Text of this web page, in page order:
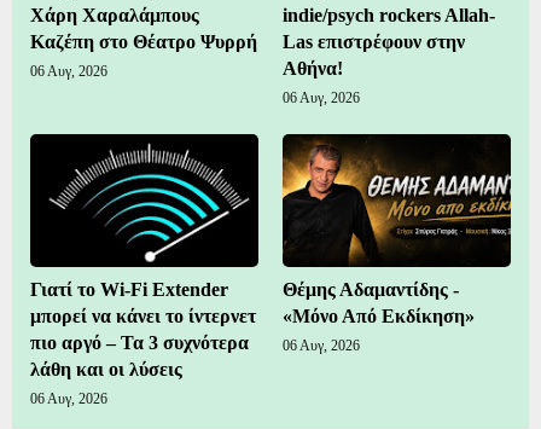
Χάρη Χαραλάμπους
Καζέπη στο Θέατρο Ψυρρή
06 Αυγ, 2026
indie/psych rockers Allah-
Las επιστρέφουν στην
Αθήνα!
06 Αυγ, 2026
Γιατί το Wi-Fi Extender
μπορεί να κάνει το ίντερνετ
πιο αργό – Τα 3 συχνότερα
λάθη και οι λύσεις
06 Αυγ, 2026
Θέμης Αδαμαντίδης -
«Μόνο Από Εκδίκηση»
06 Αυγ, 2026